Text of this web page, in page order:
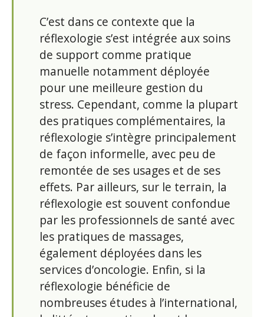
C’est dans ce contexte que la
réflexologie s’est intégrée aux soins
de support comme pratique
manuelle notamment déployée
pour une meilleure gestion du
stress. Cependant, comme la plupart
des pratiques complémentaires, la
réflexologie s’intègre principalement
de façon informelle, avec peu de
remontée de ses usages et de ses
effets. Par ailleurs, sur le terrain, la
réflexologie est souvent confondue
par les professionnels de santé avec
les pratiques de massages,
également déployées dans les
services d’oncologie. Enfin, si la
réflexologie bénéficie de
nombreuses études à l’international,